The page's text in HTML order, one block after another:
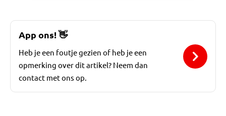
App ons!👋
Heb je een foutje gezien of heb je een
opmerking over dit artikel? Neem dan
contact met ons op.